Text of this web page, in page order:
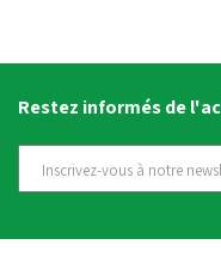
Restez informés de